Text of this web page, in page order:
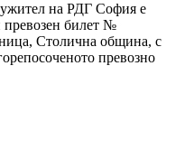
на РДГ София е
превозен билет №
Столична община, с
превозно